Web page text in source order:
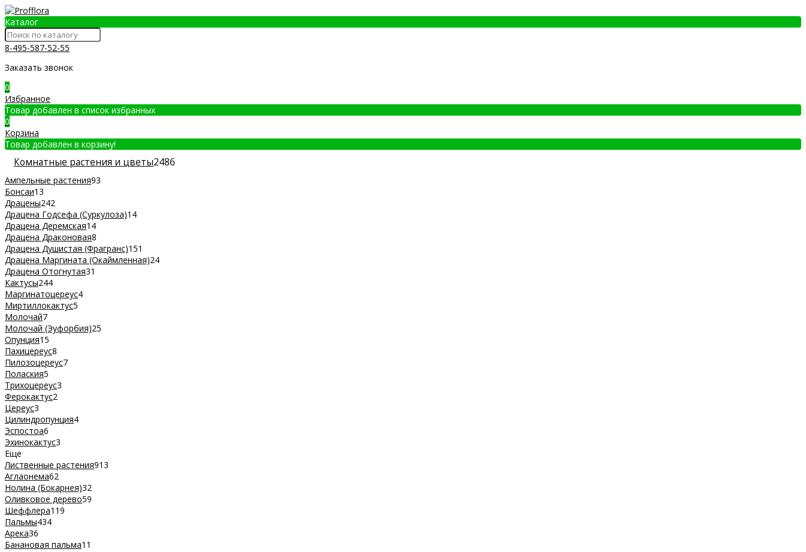
Каталог
8-495-587-52-55
Заказать звонок
0
Избранное
Товар добавлен в список избранных
0
Корзина
Товар добавлен в корзину!
Комнатные растения и цветы2486
Ампельные растения93
Бонсаи13
Драцены242
Драцена Годсефа (Суркулоза)14
Драцена Деремская14
Драцена Драконовая8
Драцена Душистая (Фрагранс)151
Драцена Маргината (Окаймленная)24
Драцена Отогнутая31
Кактусы244
Маргинатоцереус4
Миртиллокактус5
Молочай7
Молочай (Эуфорбия)25
Опунция15
Пахицереус8
Пилозоцереус7
Полаския5
Трихоцереус3
Ферокактус2
Цереус3
Цилиндропунция4
Эспостоа6
Эхинокактус3
Еще
Лиственные растения913
Аглаонема62
Нолина (Бокарнея)32
Оливковое дерево59
Шеффлера119
Пальмы434
Арека36
Банановая пальма11